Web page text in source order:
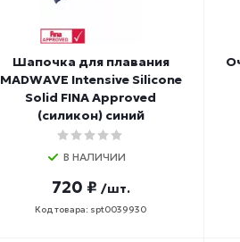
Шапочка для плавания
MADWAVE Intensive Silicone
Solid FINA Approved
(силикон) синий
В НАЛИЧИИ
720 ₽ /шт.
Код товара: spt0039930